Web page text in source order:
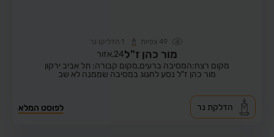
49 צפיות 1 הדליקו נר
מור כהן ז"ל24, אזור
מקום רצח:המסיבה ברעים,מקום קבורה: תל אביב ירקון
מור כהן ז"ל נסע לחגוג במסיבה שממנה לא שב
לפוסט המלא הדלקת נר